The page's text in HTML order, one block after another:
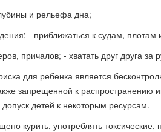
и рельефа дна;
- приближаться к судам,
причалов; - хватать друг друга за
для ребенка является
запрещенной к
детей к некоторым ресурсам.
курить, употреблять